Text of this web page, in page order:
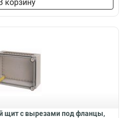
корзину
щит с вырезами под фланцы,